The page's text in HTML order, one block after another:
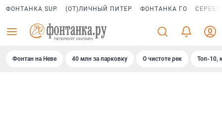
ФОНТАНКА SUP (ОТ)ЛИЧНЫЙ ПИТЕР ФОНТАНКА ГО
Фонтан на Неве 40 млн за парковку О чистоте рек Топ-10,